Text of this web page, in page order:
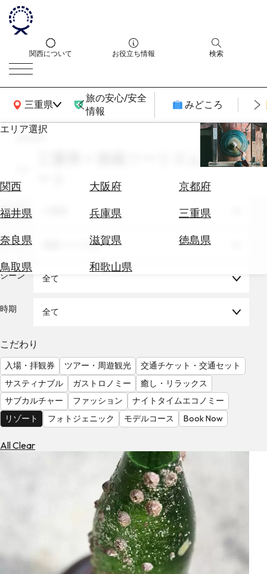
関西について お役立ち情報 検索
三重県
関西広域MAP
旅の安心/安全
情報
みどころ
エリア選択
関西 大阪府
京都府
福井県
兵庫県
三重県
奈良県
滋賀県
徳島県
鳥取県
和歌山県
エ
券
テ
を
る
気
を
見
る
search
三重県 × 酒蔵ツーリズム × リゾ
エリア
テーマ 酒蔵ツーリズム
シーン 全て
時期 全て
こだわり
入場・拝観券 ツアー・周遊観光
交通チケット・交通セット
サスティナブル
ガストロノミー
癒し・リラックス
サブカルチャー
ファッション
ナイトタイムエコノミー
リゾート
フォトジェニック モデルコース Book Now
All Clear